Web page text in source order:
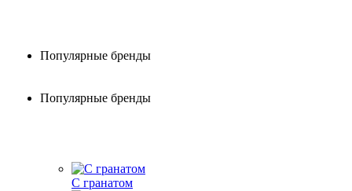
Популярные бренды
Популярные бренды
С гранатом